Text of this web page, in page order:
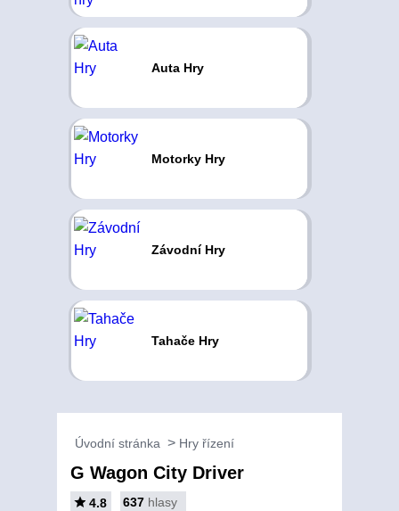
Auta Hry
Motorky Hry
Závodní Hry
Tahače Hry
Úvodní stránka Hry řízení
G Wagon City Driver
4.8 637 hlasy